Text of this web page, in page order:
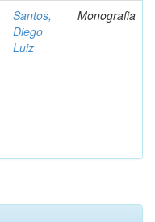
Santos,
Diego
Luiz
Monografia